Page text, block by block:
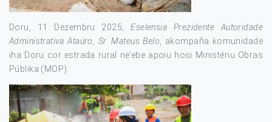
Doru, 11 Dezembru 2025;Eselensia Prezidente Autoridade
Administrativa Ataúro, Sr. Mateus Belo , akompaña komunidade
iha Doru cor estrada rural ne’ebe apoiu hosi Ministériu Obras
Públika (MOP).